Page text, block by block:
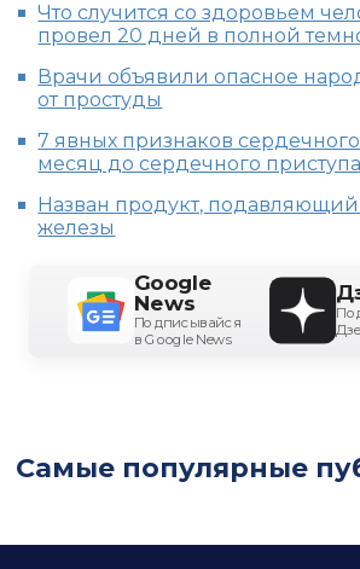
Что случится со здоровьем
провел 20 дней в полной
Врачи объявили опасное
от простуды
7 явных признаков
месяц до сердечного приступа
Назван продукт,
железы
Google
News
Подписывайся
в Google News
Самые популярные